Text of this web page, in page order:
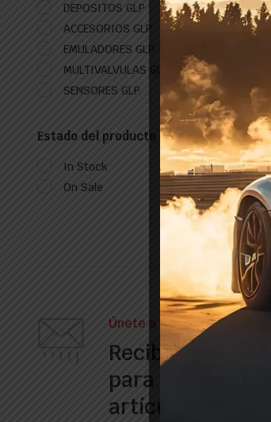
DEPOSITOS GLP
ACCESORIOS GLP
EMULADORES GLP
MULTIVALVULAS GLP
SENSORES GLP
Estado del producto
In Stock
On Sale
Únete a nuestro boletín
Recibe
para obtener
artículos,